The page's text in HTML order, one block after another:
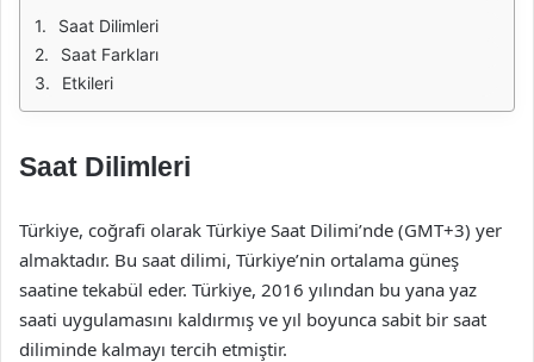
Saat Dilimleri
Saat Farkları
Etkileri
Saat Dilimleri
Türkiye, coğrafi olarak Türkiye Saat Dilimi’nde (GMT+3) yer
almaktadır. Bu saat dilimi, Türkiye’nin ortalama güneş
saatine tekabül eder. Türkiye, 2016 yılından bu yana yaz
saati uygulamasını kaldırmış ve yıl boyunca sabit bir saat
diliminde kalmayı tercih etmiştir.